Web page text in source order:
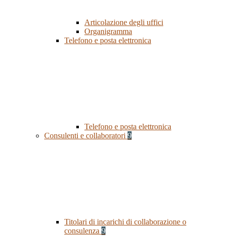
Articolazione degli uffici
Organigramma
Telefono e posta elettronica
Telefono e posta elettronica
Consulenti e collaboratori 9
Titolari di incarichi di collaborazione o
consulenza 9